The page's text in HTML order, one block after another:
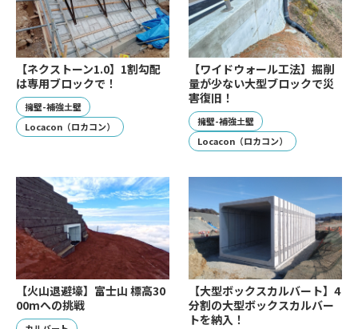
【ネクストーン1.0】1割勾配
は専用ブロックで！
擁壁-補強土壁
Locacon（ロカコン）
【ワイドウォール工法】掘削
量が少ない大型ブロックで災
害復旧！
擁壁-補強土壁
Locacon（ロカコン）
【火山退避壕】富士山 標高30
00mへの挑戦
【大型ボックスカルバート】4
分割の大型ボックスカルバー
トを納入！